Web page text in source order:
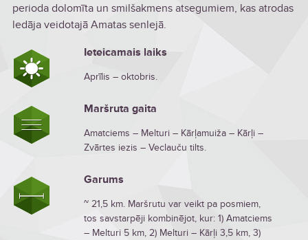
perioda dolomīta un smilšakmens atsegumiem, kas atrodas
ledāja veidotajā Amatas senlejā.
Ieteicamais laiks
Aprīlis – oktobris.
Maršruta gaita
Amatciems – Melturi – Kārļamuiža – Kārļi –
Zvārtes iezis – Veclauču tilts.
Garums
~ 21,5 km. Maršrutu var veikt pa posmiem,
tos savstarpēji kombinējot, kur: 1) Amatciems
– Melturi 5 km, 2) Melturi – Kārļi 3,5 km, 3)